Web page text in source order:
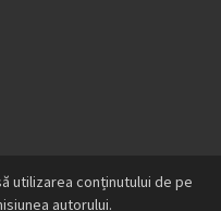
utilizarea conținutului de pe
autorului.